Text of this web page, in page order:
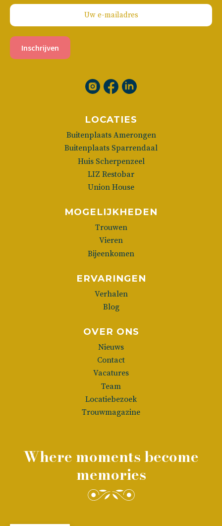
Inschrijven
LOCATIES
Buitenplaats Amerongen
Buitenplaats Sparrendaal
Huis Scherpenzeel
LIZ Restobar
Union House
MOGELIJKHEDEN
Trouwen
Vieren
Bijeenkomen
ERVARINGEN
Verhalen
Blog
OVER ONS
Nieuws
Contact
Vacatures
Team
Locatiebezoek
Trouwmagazine
Where moments become
memories